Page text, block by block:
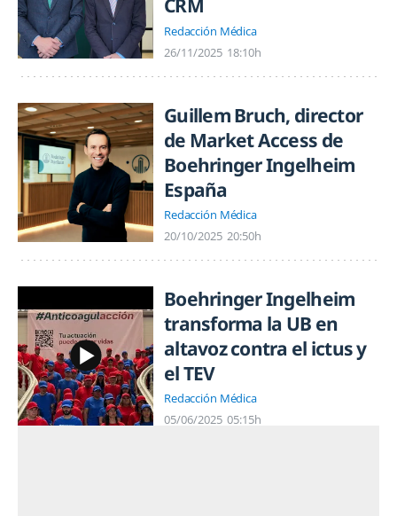
CRM
Redacción Médica
26/11/2025 18:10h
Guillem Bruch, director
de Market Access de
Boehringer Ingelheim
España
Redacción Médica
20/10/2025 20:50h
Boehringer Ingelheim
transforma la UB en
altavoz contra el ictus y
el TEV
Redacción Médica
05/06/2025 05:15h